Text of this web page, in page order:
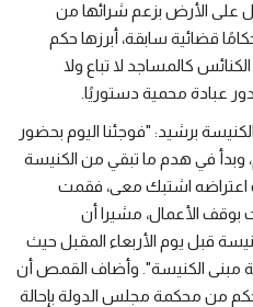
على الأرض بزعم شرائها من
قضائية سابقة، أبرزها حكم
أكدت أن الكنائس كالمساجد لا تباع ولا
عبادة محمية دستوريًا.
برشيد: "فوجئنا اليوم بحضور
في هدم ما تبقي من الكنيسة
اعتراضه اشتبك معى، فقمت
بوقف الأعمال، مشيرا أن
قبل يوم الأربعاء المقبل حيث
مبنى الكنيسة". وأضاف القمص أن
من محكمة مجلس الدولة بإحالة